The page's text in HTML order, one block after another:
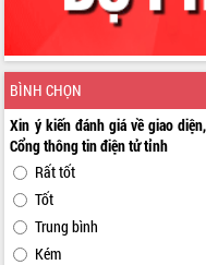
BÌNH CHỌN
Xin ý kiến đánh giá về giao
Cổng thông tin điện tử tỉnh
Rất tốt
Tốt
Trung bình
Kém